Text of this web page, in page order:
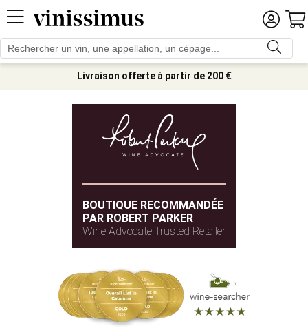
Livraison offerte à partir de 200 €
BOUTIQUE RECOMMANDÉE
PAR ROBERT PARKER
Wine Advocate Trusted Retailer